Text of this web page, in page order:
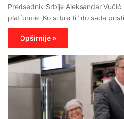
Predsednik Srbije Aleksandar
platforme „Ko si bre ti“ do sada
Opširnije »